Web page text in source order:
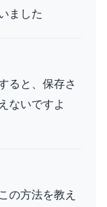
ました
ると、保存さ
ないですよ
の方法を教え